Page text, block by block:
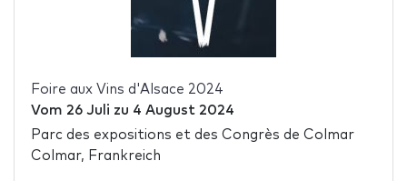
Foire aux Vins d'Alsace 2024
Vom 26 Juli zu 4 August 2024
Parc des expositions et des Congrès de Colmar
Colmar, Frankreich